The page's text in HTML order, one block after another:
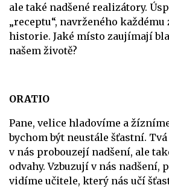
ale také nadšené realizátory.
„receptu“, navrženého každému
historie. Jaké místo zaujímají
našem životě?
ORATIO
Pane, velice hladovíme a
bychom být neustále šťastní.
v nás probouzejí nadšení, ale
odvahy. Vzbuzují v nás nadšení,
vidíme učitele, který nás učí